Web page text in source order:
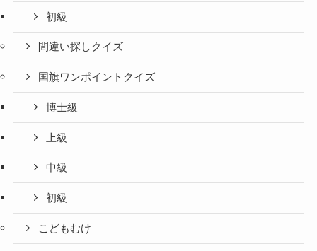
初級
間違い探しクイズ
国旗ワンポイントクイズ
博士級
上級
中級
初級
こどもむけ